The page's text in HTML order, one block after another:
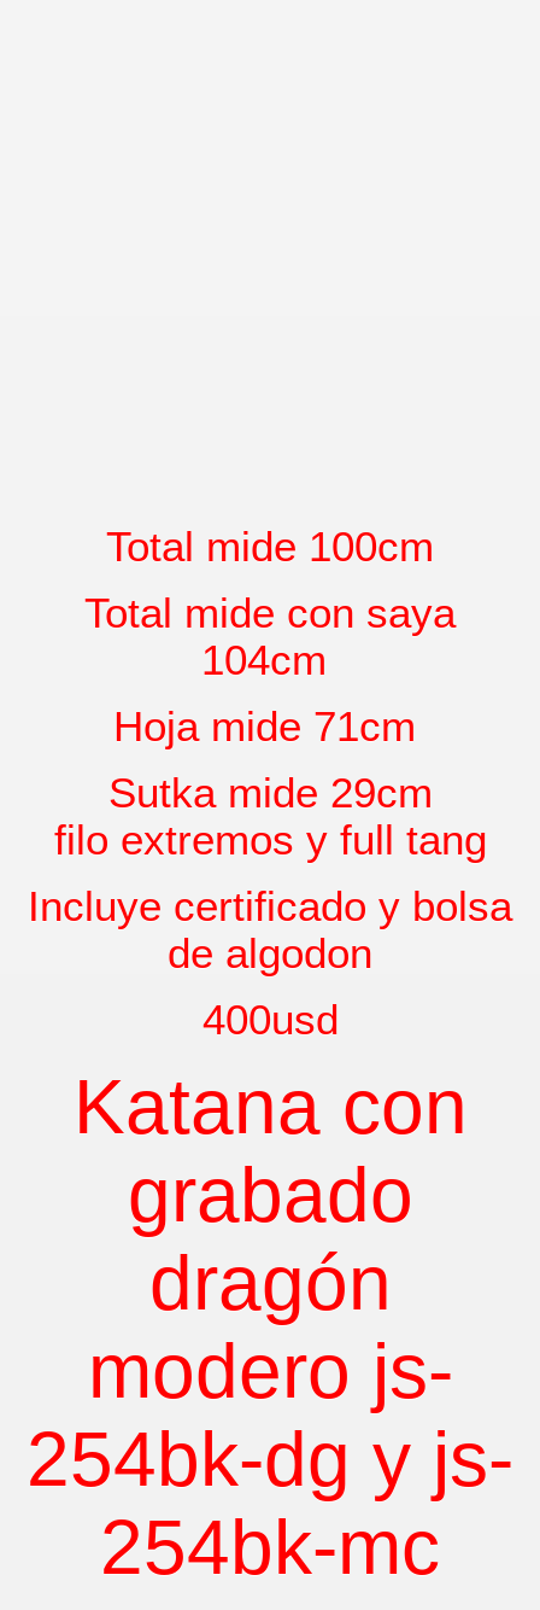
Total mide 100cm
Total mide con saya
104cm
Hoja mide 71cm
Sutka mide 29cm
filo extremos y full tang
Incluye certificado y bolsa
de algodon
400usd
Katana con
grabado
dragón
modero js-
254bk-dg y js-
254bk-mc